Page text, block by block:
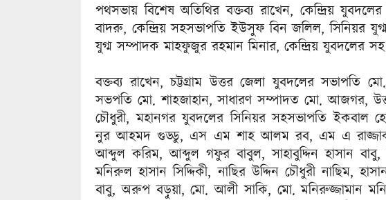
পথসভায় বিশেষ অতিথির বক্তব্য রাখেন, কেন্দ্রিয়
বাদরু, কেন্দ্রিয় সহসভাপতি ইউসুফ বিন জলিল, সিনিয়র
যুগ্ম সম্পাদক মাহফুজুর রহমান মিনার, কেন্দ্রিয়
বক্তব্য রাখেন, চট্টগ্রাম উত্তর জেলা যুবদলের সভাপতি
সভপতি মো. শাহজাহান, সাধারণ সম্পাদত মো. আজগর,
চৌধুরী, মহানগর যুবদলের সিনিয়র সহসভাপতি ইকবাল
নুর আহমদ গুড্ডু, এস এম শাহ আলম রব, এম এ
আব্দুল করিম, আব্দুল গফুর বাবুল, সাহাবুদ্দিন হাসান
মনিরুল হাসান সিদ্দিকী, নাছির উদ্দিন চৌধুরী নাছিম,
বাবু, অরুপ বড়ুয়া, মো. আলী সাকি, মো. মনিরুজ্জামান